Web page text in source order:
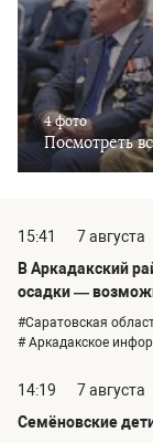
4 фото
Посмотреть
15:41
7 августа
В Аркадакский
осадки —
#Саратовская
# Аркадакское
14:19
7 августа
Семёновские